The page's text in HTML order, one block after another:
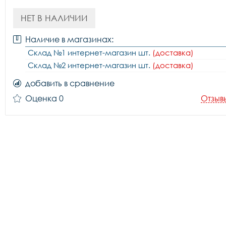
НЕТ В НАЛИЧИИ
Наличие в магазинах:
Склад №1 интернет-магазин шт. (доставка)
Склад №2 интернет-магазин шт. (доставка)
добавить в сравнение
Оценка 0